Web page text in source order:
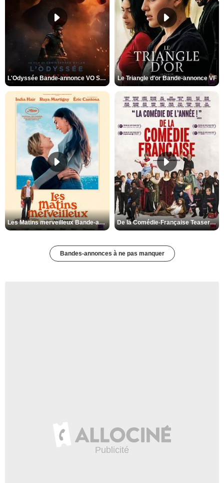
L'Odyssée Bande-annonce VO STFR Le Triangle d'or Bande-annonce VF
Les Matins merveilleux Bande-annonce VF De la Comédie-Française Teaser VF
Bandes-annonces à ne pas manquer